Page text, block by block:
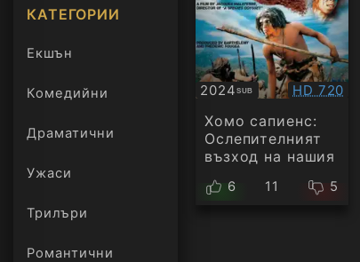
КАТЕГОРИИ
Екшън
Комедийни
Драматични
Ужаси
Трилъри
онлайн
Романтични
2024SUB
Субтитри Качество:
HD 720
Хомо сапиенс:
Ослепителният
възход на нашия
6 11 5